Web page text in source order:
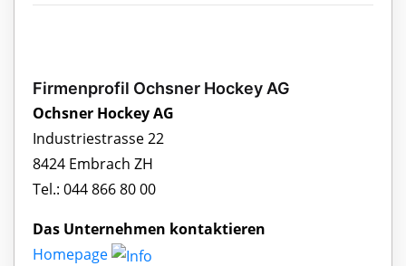
Firmenprofil Ochsner Hockey AG
Ochsner Hockey AG
Industriestrasse 22
8424 Embrach ZH
Tel.: 044 866 80 00
Das Unternehmen kontaktieren
Homepage